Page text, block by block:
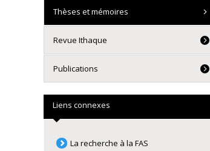
Thèses et mémoires
Revue Ithaque
Publications
Liens connexes
La recherche à la FAS